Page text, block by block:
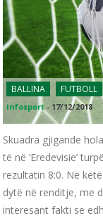
BALLINA FUTBOLL
infosport - 17/12/2018
Skuadra gjigande
të në ‘Eredevisie’
rezultatin 8:0. Në
dytë në renditje, me
interesant fakti se